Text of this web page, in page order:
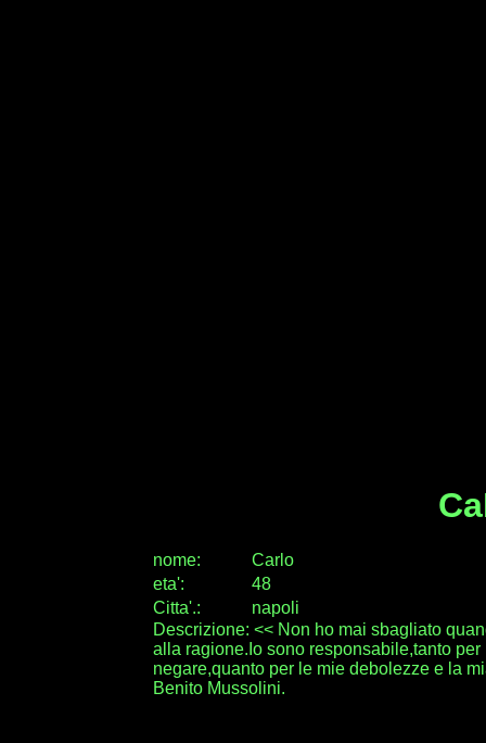
nome:
Carlo
eta':
48
Citta'.:
napoli
Descrizione: << Non ho mai sbagliato
alla ragione.Io sono responsabile,tanto
negare,quanto per le mie debolezze e la
Benito Mussolini.